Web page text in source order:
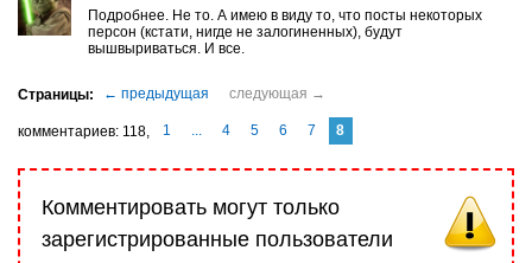
Подробнее. Не то. А имею в виду то, что посты некоторых
персон (кстати, нигде не залогиненных), будут
вышвыриваться. И все.
комментариев 118 1 ... 4 5 6 7 8
Комментировать могут только
зарегистрированные пользователи